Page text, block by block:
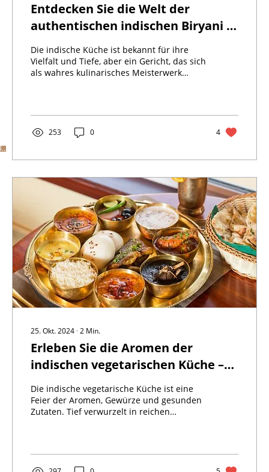
Entdecken Sie die Welt der
authentischen indischen Biryani –
Ein kulinarisches Meisterwerk
Die indische Küche ist bekannt für ihre
Vielfalt und Tiefe, aber ein Gericht, das sich
als wahres kulinarisches Meisterwerk
253 0 4
25. Okt. 2024 ∙ 2 Min.
Erleben Sie die Aromen der
indischen vegetarischen Küche –
Ein Fest der Tradition und
Gewürze
Die indische vegetarische Küche ist eine
Feier der Aromen, Gewürze und gesunden
Zutaten. Tief verwurzelt in reichen
Bestellen